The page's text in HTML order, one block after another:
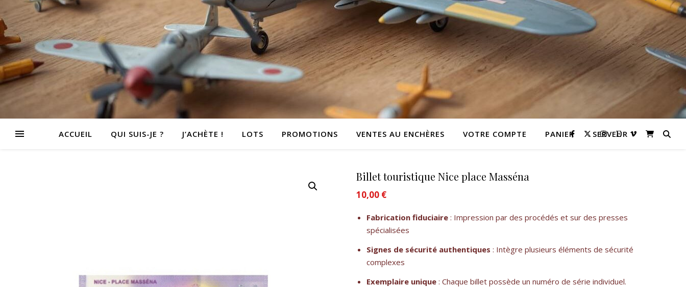
ACCUEIL QUI SUIS-JE ? J’ACHÈTE ! LOTS PROMOTIONS VENTES AU ENCHÈRES VOTRE COMPTE PANIER SERVEUR
Billet touristique Nice place Masséna
10,00 €
Fabrication fiduciaire: Impression par des procédés et sur des presses
spécialisées
Signes de sécurité authentiques : Intègre plusieurs éléments de sécurité
complexes
Exemplaire unique: Chaque billet possède un numéro de série individuel.